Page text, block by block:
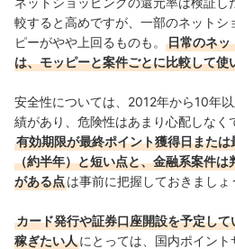
較すると高めですが、一部のネットシ
ピーがやや上回るものも。
日常のネッ
は、モッピーと案件ごとに比較して使
安全性については、2012年から10年
績があり、危険性はあまり心配しなく
有効期限が最終ポイント獲得日また
（約半年）と短い点と、金融系案件は
がある点は事前に把握しておきましょ
カード発行や証券口座開設を予定し
稼ぎたい人にとっては、国内ポイン